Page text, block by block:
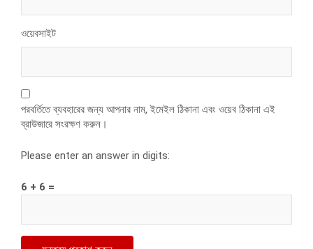
ওয়েবসাইট
পরবর্তিতে ব্যবহারের জন্য আপনার নাম, ইমেইল ঠিকানা এবং ওয়েব ঠিকানা এই
ব্রাউজারে সংরক্ষণ করুন।
Please enter an answer in digits:
6 + 6 =